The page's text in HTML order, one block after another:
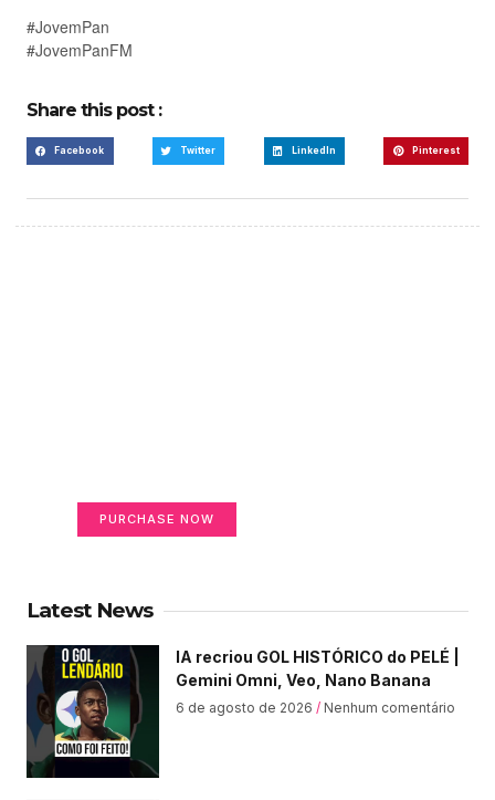
#JovemPan
#JovemPanFM
Share this post :
Facebook Twitter LinkedIn Pinterest
PURCHASE NOW
Latest News
IA recriou GOL HISTÓRICO do PELÉ |
Gemini Omni, Veo, Nano Banana
6 de agosto de 2026 Nenhum comentário